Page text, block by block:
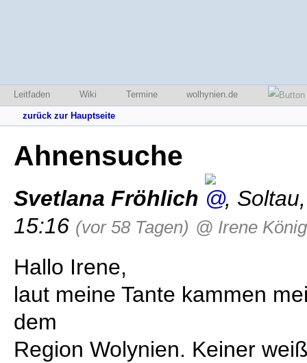
Leitfaden Wiki Termine wolhynien.de
zurück zur Hauptseite
Ahnensuche
Svetlana Fröhlich , Soltau
15:16 (vor 58 Tagen) @ Irene König
Hallo Irene,
laut meine Tante kammen
dem
Region Wolynien. Keiner